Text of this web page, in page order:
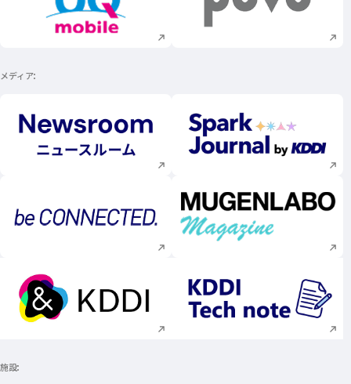
新規ウィンドウで開く 新規ウィンドウで
メディア
新規ウィンドウで開く 新規ウィンドウで
新規ウィンドウで開く 新規ウィンドウで
新規ウィンドウで開く 新規ウィンドウで
施設